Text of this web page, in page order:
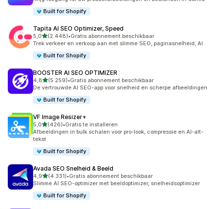
Built for Shopify
Tapita AI SEO Optimizer, Speed
5,0van 5 sterren
(2.448)
2448 recensies in totaal
•Gratis abonnement beschikbaar
Trek verkeer en verkoop aan met slimme SEO, paginasnelheid, AI
Built for Shopify
BOOSTER AI SEO OPTIMIZER
4,8van 5 sterren
(5.259)
5259 recensies in totaal
•Gratis abonnement beschikbaar
De vertrouwde AI SEO-app voor snelheid en scherpe afbeeldingen
Built for Shopify
VF Image Resizer+
5,0van 5 sterren
(426)
426 recensies in totaal
•Gratis te installeren
Afbeeldingen in bulk schalen voor pro-look, compressie en AI-alt-
tekst
Built for Shopify
Avada SEO Snelheid & Beeld
4,9van 5 sterren
(4.331)
4331 recensies in totaal
•Gratis abonnement beschikbaar
Slimme AI SEO-optimizer met beeldoptimizer, snelheidsoptimizer
Built for Shopify